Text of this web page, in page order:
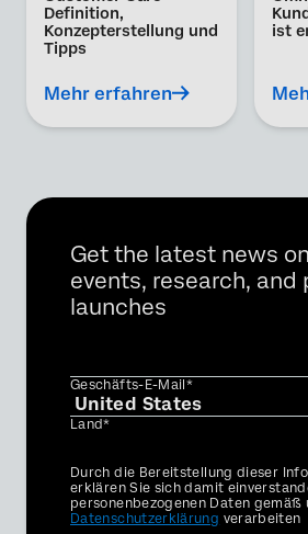
Definition,
Konzepterstellung und
Tipps
Mehr erfahren
ist
Get the latest news
events, research, and
launches
Geschäfts-E-Mail*
Land*
Privacy
Optin
Durch die Bereitstellung dieser
erklären Sie sich damit
personenbezogenen Daten gemäß
Datenschutzerklärung verarbeiten